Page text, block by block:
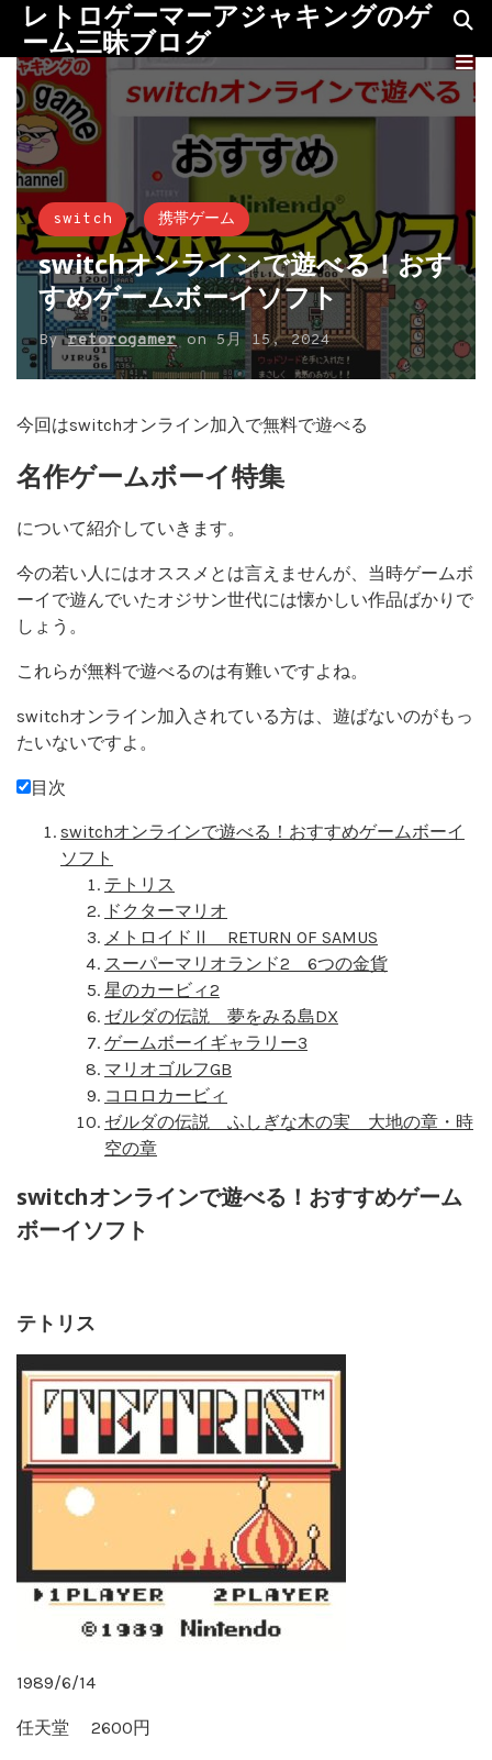
レトロゲーマーアジャキングのゲ
ーム三昧ブログ
switch 携帯ゲーム
switchオンラインで遊べる！おす
すめゲームボーイソフト
Byretorogameron5月 15, 2024
今回はswitchオンライン加入で無料で遊べる
名作ゲームボーイ特集
について紹介していきます。
今の若い人にはオススメとは言えませんが、当時ゲームボ
ーイで遊んでいたオジサン世代には懐かしい作品ばかりで
しょう。
これらが無料で遊べるのは有難いですよね。
switchオンライン加入されている方は、遊ばないのがもっ
たいないですよ。
目次
switchオンラインで遊べる！おすすめゲームボーイ
ソフト
テトリス
ドクターマリオ
メトロイドⅡ RETURN OF SAMUS
スーパーマリオランド2 6つの金貨
星のカービィ2
ゼルダの伝説 夢をみる島DX
ゲームボーイギャラリー3
マリオゴルフGB
コロロカービィ
ゼルダの伝説 ふしぎな木の実 大地の章・時
空の章
switchオンラインで遊べる！おすすめゲーム
ボーイソフト
テトリス
1989/6/14
任天堂 2600円